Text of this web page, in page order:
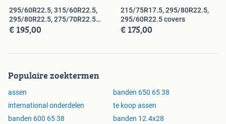
295/60R22.5, 315/60R22.5,
295/80R22.5, 275/70R22.5
covers
€ 195,00
215/75R17.5, 295/80R22.5,
295/60R22.5 covers
€ 175,00
Populaire zoektermen
assen
banden 650 65 38
international onderdelen
te koop assen
banden 600 65 38
banden 12.4x28